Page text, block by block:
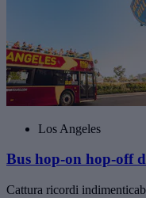
Los Angeles
Bus hop-on hop-off
Cattura ricordi